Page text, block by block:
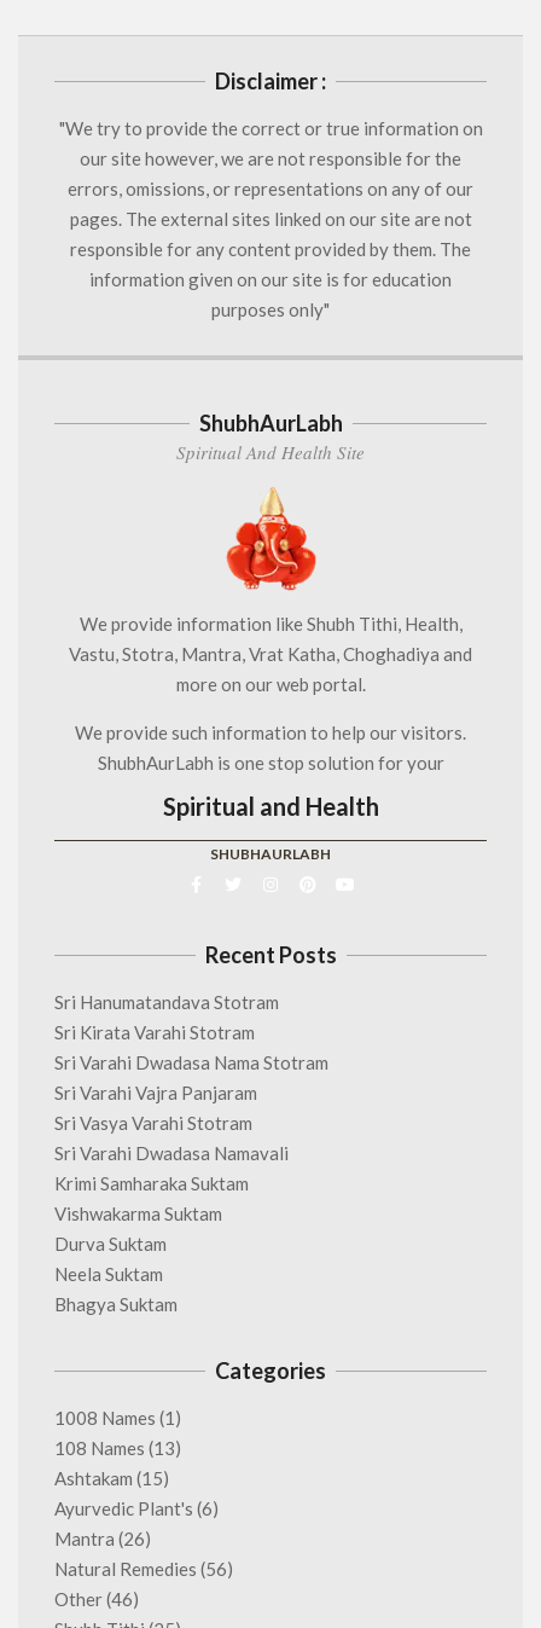
Disclaimer :
"We try to provide the correct or true information on
our site however, we are not responsible for the
errors, omissions, or representations on any of our
pages. The external sites linked on our site are not
responsible for any content provided by them. The
information given on our site is for education
purposes only"
ShubhAurLabh
Spiritual And Health Site
We provide information like Shubh Tithi, Health,
Vastu, Stotra, Mantra, Vrat Katha, Choghadiya and
more on our web portal.
We provide such information to help our visitors.
ShubhAurLabh is one stop solution for your
Spiritual and Health
SHUBHAURLABH
Recent Posts
Sri Hanumatandava Stotram
Sri Kirata Varahi Stotram
Sri Varahi Dwadasa Nama Stotram
Sri Varahi Vajra Panjaram
Sri Vasya Varahi Stotram
Sri Varahi Dwadasa Namavali
Krimi Samharaka Suktam
Vishwakarma Suktam
Durva Suktam
Neela Suktam
Bhagya Suktam
Categories
1008 Names (1)
108 Names (13)
Ashtakam (15)
Ayurvedic Plant's (6)
Mantra (26)
Natural Remedies (56)
Other(46)